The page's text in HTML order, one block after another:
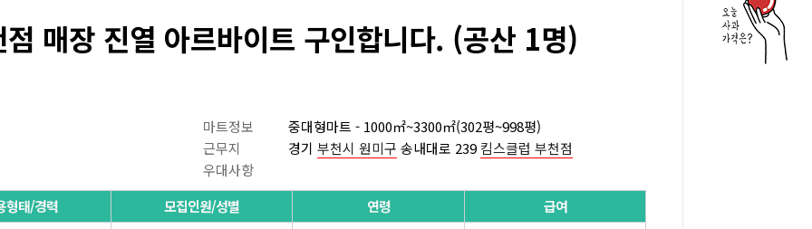
매장 진열 아르바이트 구인합니다. (공산 1명)
마트정보
중대형마트 - 1000㎡~3300㎡(302평~998평)
근무지
경기 부천시 원미구 송내대로 239 킴스클럽 부천점
우대사항
형태/경력
모집인원/성별 연령 급여